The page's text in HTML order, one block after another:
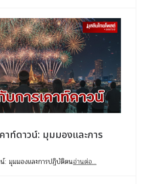
าท์ดาวน์: มุมมองและการ
: มุมมองและการปฏิบัติตนอ่านต่อ...